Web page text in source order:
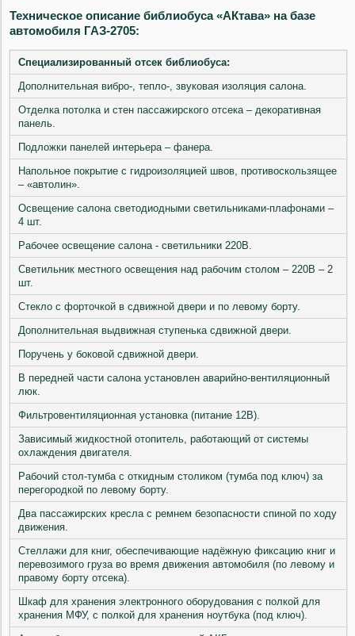
Техническое описание библиобуса «АКтава» на базе
автомобиля ГАЗ-2705:
Специализированный отсек библиобуса:
Дополнительная вибро-, тепло-, звуковая изоляция салона.
Отделка потолка и стен пассажирского отсека – декоративная
панель.
Подложки панелей интерьера – фанера.
Напольное покрытие с гидроизоляцией швов, противоскользящее
– «автолин».
Освещение салона светодиодными светильниками-плафонами –
4 шт.
Рабочее освещение салона - светильники 220В.
Светильник местного освещения над рабочим столом – 220В – 2
шт.
Стекло с форточкой в сдвижной двери и по левому борту.
Дополнительная выдвижная ступенька сдвижной двери.
Поручень у боковой сдвижной двери.
В передней части салона установлен аварийно-вентиляционный
люк.
Фильтровентиляционная установка (питание 12В).
Зависимый жидкостной отопитель, работающий от системы
охлаждения двигателя.
Рабочий стол-тумба с откидным столиком (тумба под ключ) за
перегородкой по левому борту.
Два пассажирских кресла с ремнем безопасности спиной по ходу
движения.
Стеллажи для книг, обеспечивающие надёжную фиксацию книг и
перевозимого груза во время движения автомобиля (по левому и
правому борту отсека).
Шкаф для хранения электронного оборудования с полкой для
хранения МФУ, с полкой для хранения ноутбука (под ключ).